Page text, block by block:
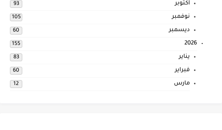
أكتوبر 93
نوفمبر 105
ديسمبر 60
2026
155
يناير 83
فبراير 60
مارس 12